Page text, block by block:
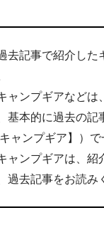
記事で紹介した
ャンプギアなどは
基本的に過去の記
ャンプギア】）で
ャンプギアは、紹
過去記事をお読み